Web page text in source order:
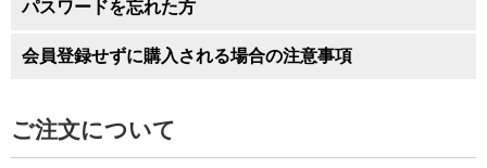
静岡
中部・北陸
富山、石川、福井、岐阜、三重、愛知
パスワードを忘れた方
会員登録せずに購入される場合の注意事項
ご注文について